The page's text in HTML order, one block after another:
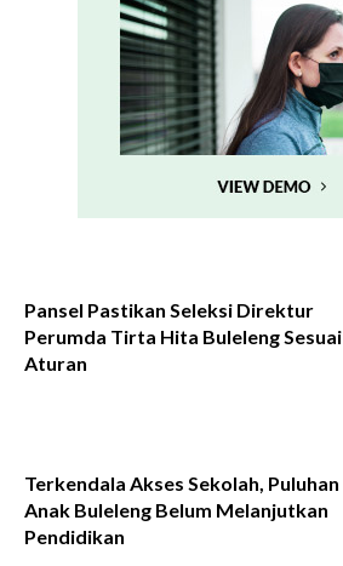
Pansel Pastikan Seleksi Direktur
Perumda Tirta Hita Buleleng Sesuai
Aturan
Terkendala Akses Sekolah, Puluhan
Anak Buleleng Belum Melanjutkan
Pendidikan